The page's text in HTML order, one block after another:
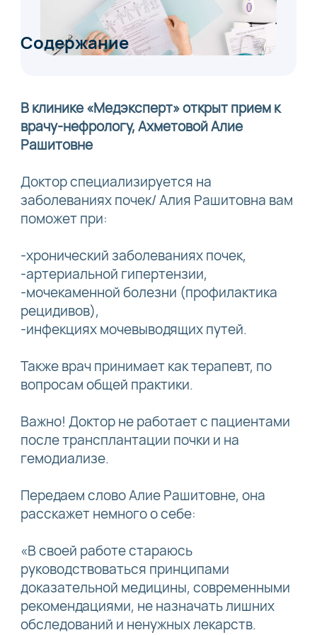
Содержание
В клинике «Медэксперт» открыт прием к
врачу-нефрологу, Ахметовой Алие
Рашитовне
Доктор специализируется на
заболеваниях почек/ Алия Рашитовна вам
поможет при:
-хронический заболеваниях почек,
-артериальной гипертензии,
-мочекаменной болезни (профилактика
рецидивов),
-инфекциях мочевыводящих путей.
Также врач принимает как терапевт, по
вопросам общей практики.
Важно! Доктор не работает с пациентами
после трансплантации почки и на
гемодиализе.
Передаем слово Алие Рашитовне, она
расскажет немного о себе:
«В своей работе стараюсь
руководствоваться принципами
доказательной медицины, современными
рекомендациями, не назначать лишних
обследований и ненужных лекарств.